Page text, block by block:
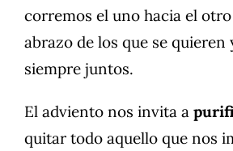
corremos el uno hacia el
abrazo de los que se quieren
siempre juntos.
El adviento nos invita a
quitar todo aquello que nos